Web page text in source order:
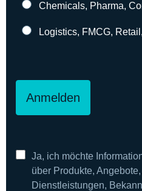
Chemicals, Pharma,
Logistics, FMCG,
Anmelden
Ja, ich möchte
über Produkte,
Dienstleistungen,